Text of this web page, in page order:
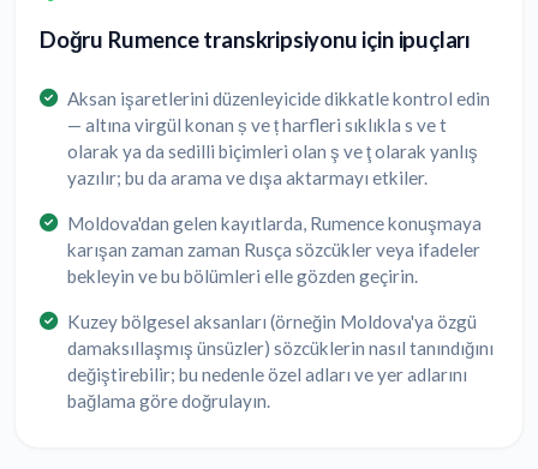
Doğru Rumence transkripsiyonu için ipuçları
Aksan işaretlerini düzenleyicide dikkatle kontrol edin
— altına virgül konan ș ve ț harfleri sıklıkla s ve t
olarak ya da sedilli biçimleri olan ş ve ţ olarak yanlış
yazılır; bu da arama ve dışa aktarmayı etkiler.
Moldova'dan gelen kayıtlarda, Rumence konuşmaya
karışan zaman zaman Rusça sözcükler veya ifadeler
bekleyin ve bu bölümleri elle gözden geçirin.
Kuzey bölgesel aksanları (örneğin Moldova'ya özgü
damaksıllaşmış ünsüzler) sözcüklerin nasıl tanındığını
değiştirebilir; bu nedenle özel adları ve yer adlarını
bağlama göre doğrulayın.